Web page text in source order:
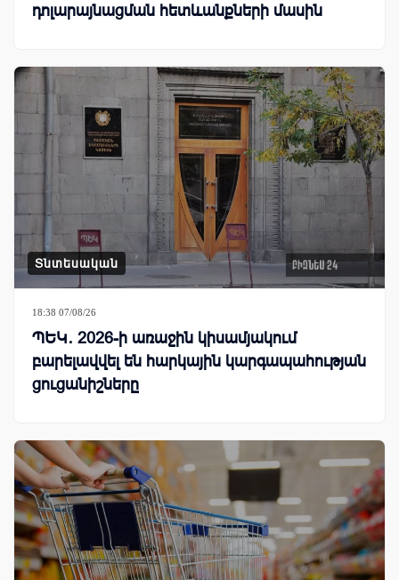
դոլարայնացման հետևանքների մասին
Տնտեսական
18:38 07/08/26
ՊԵԿ․ 2026-ի առաջին կիսամյակում
բարելավվել են հարկային կարգապահության
ցուցանիշները